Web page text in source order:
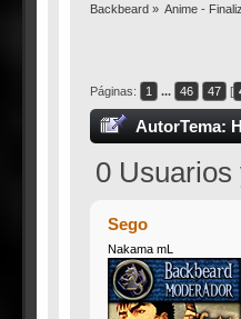
Backbeard» Anime -
Páginas: 1 ... 46 47 [
AutorTema:
0 Usuarios
Sego
Nakama mL